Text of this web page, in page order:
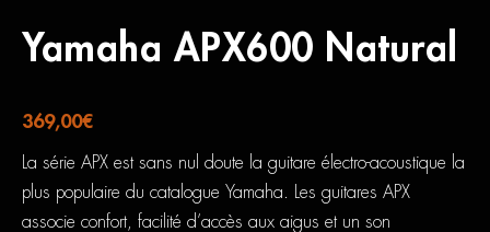
Yamaha APX600 Natural
369,00€
La série APX est sans nul doute la guitare électro-acoustique la
plus populaire du catalogue Yamaha. Les guitares APX
associe confort, facilité d’accès aux aigus et un son